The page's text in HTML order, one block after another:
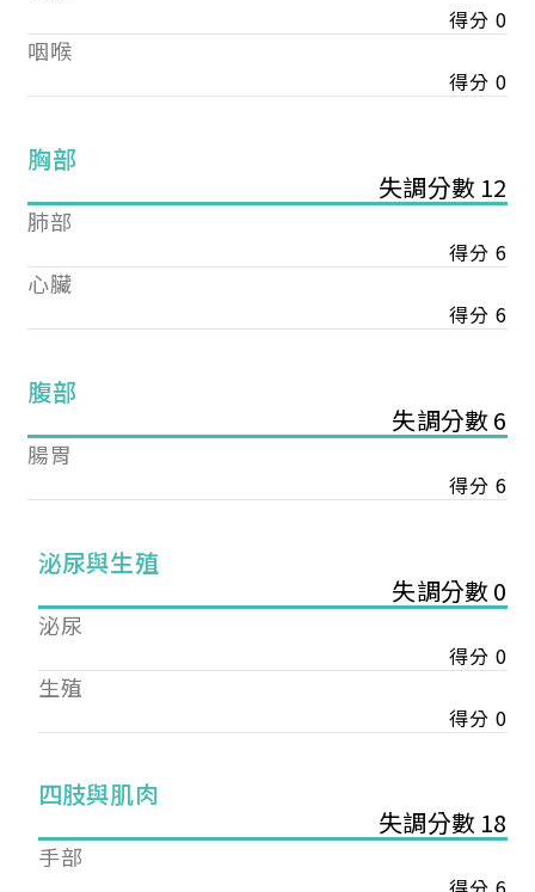
得分 0
咽喉
得分 0
胸部
失調分數 12
肺部
得分 6
心臟
得分 6
腹部
失調分數 6
腸胃
得分 6
泌尿與生殖
失調分數 0
泌尿
得分 0
生殖
得分 0
四肢與肌肉
失調分數 18
手部
您已成功送出會員申請
您好，您的會員申請，已成功送出，經本協會理事
會審核通過後即通知您進行繳費，繳費資訊如下